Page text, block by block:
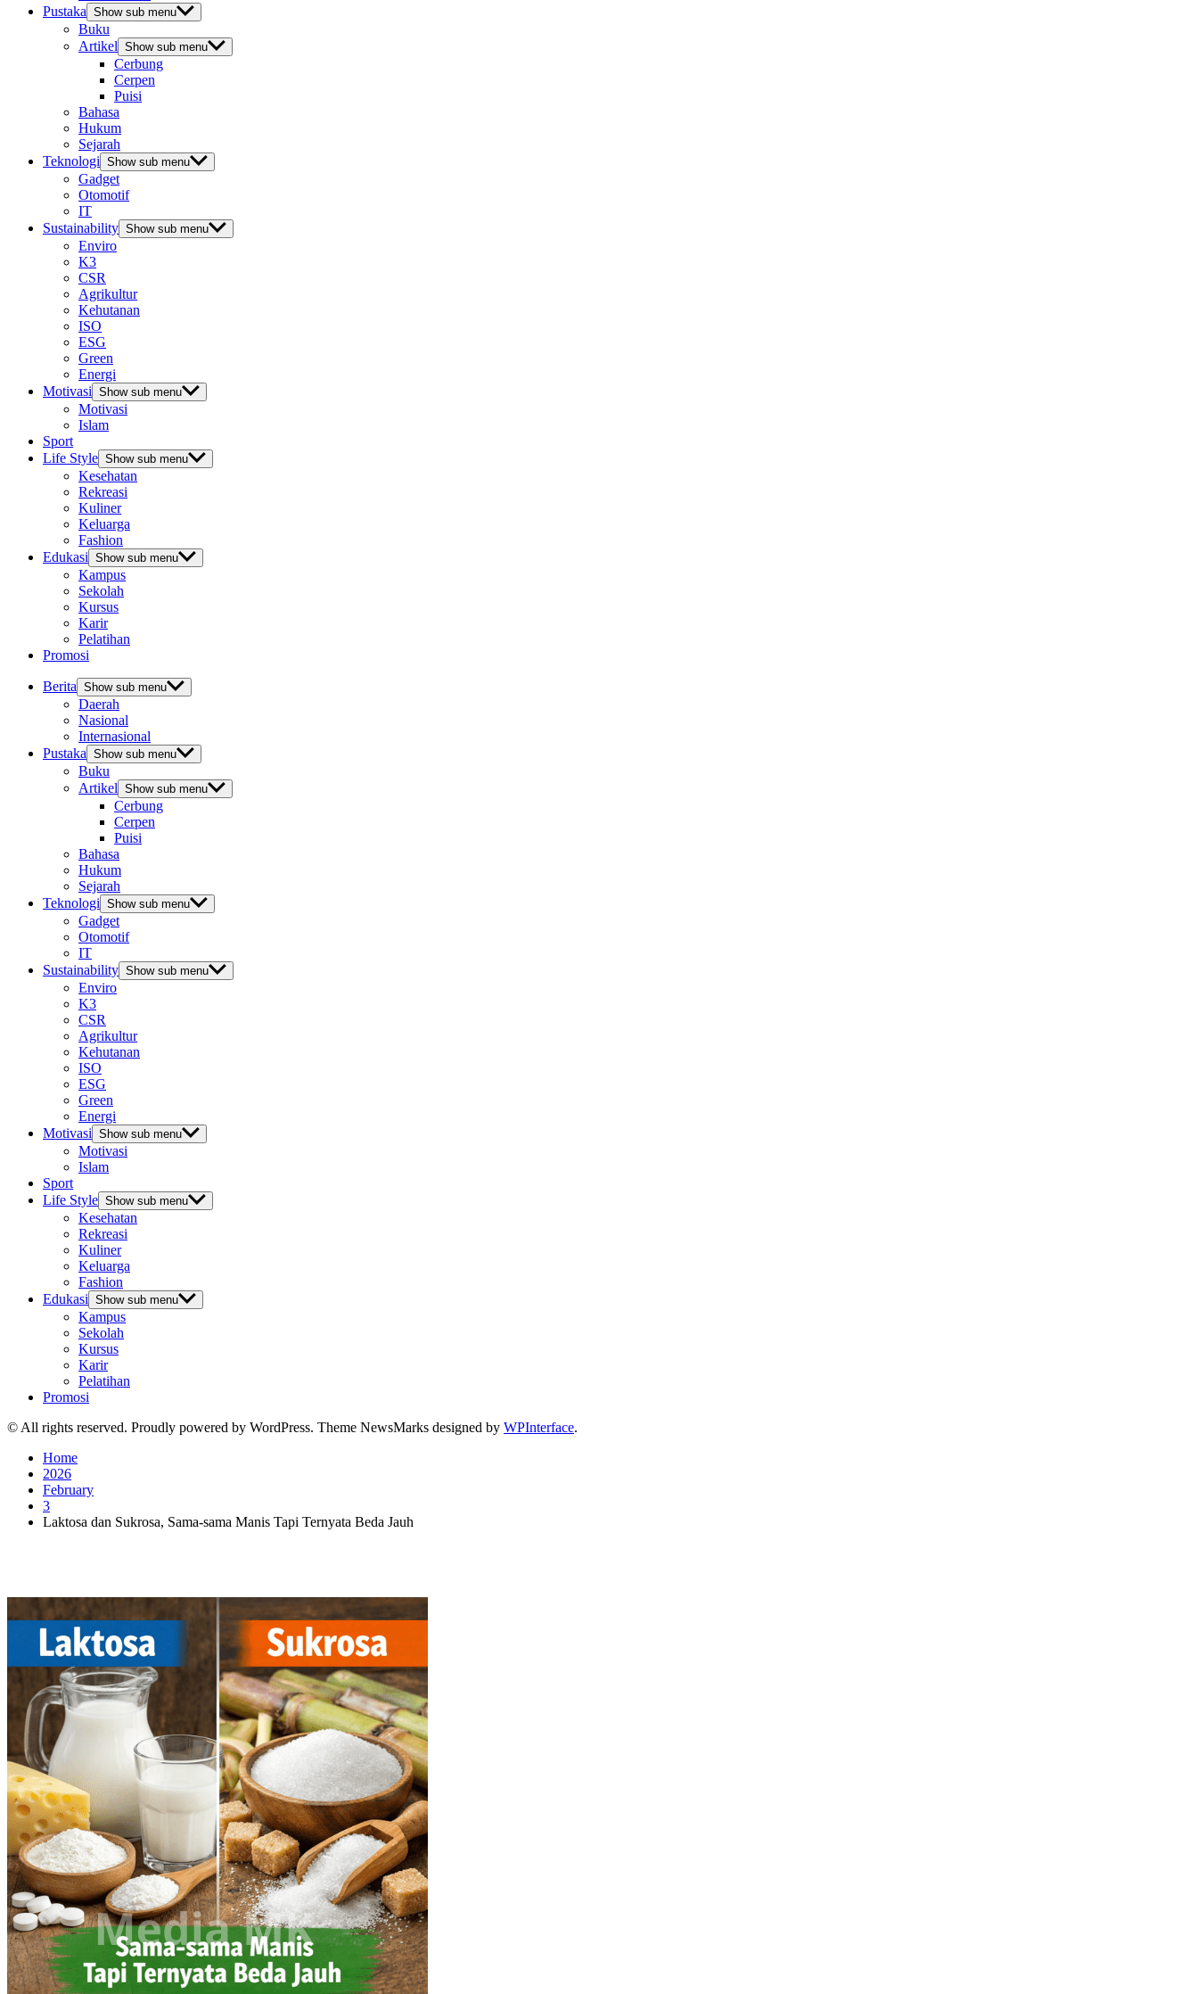
Pustaka Show sub menu
Buku
Artikel Show sub menu
Cerbung
Cerpen
Puisi
Bahasa
Hukum
Sejarah
Teknologi Show sub menu
Gadget
Otomotif
IT
Sustainability Show sub menu
Enviro
K3
CSR
Agrikultur
Kehutanan
ISO
ESG
Green
Energi
Motivasi Show sub menu
Motivasi
Islam
Sport
Life Style Show sub menu
Kesehatan
Rekreasi
Kuliner
Keluarga
Fashion
Edukasi Show sub menu
Kampus
Sekolah
Kursus
Karir
Pelatihan
Promosi
Berita Show sub menu
Daerah
Nasional
Internasional
Pustaka Show sub menu
Buku
Artikel Show sub menu
Cerbung
Cerpen
Puisi
Bahasa
Hukum
Sejarah
Teknologi Show sub menu
Gadget
Otomotif
IT
Sustainability Show sub menu
Enviro
K3
CSR
Agrikultur
Kehutanan
ISO
ESG
Green
Energi
Motivasi Show sub menu
Motivasi
Islam
Sport
Life Style Show sub menu
Kesehatan
Rekreasi
Kuliner
Keluarga
Fashion
Edukasi Show sub menu
Kampus
Sekolah
Kursus
Karir
Pelatihan
Promosi
© All rights reserved. Proudly powered by WordPress. Theme NewsMarks designed by WPInterface.
Home
2026
February
3
Laktosa dan Sukrosa, Sama-sama Manis Tapi Ternyata Beda Jauh